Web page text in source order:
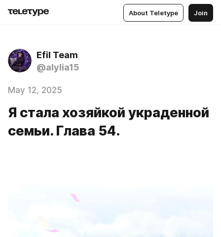
About Teletype Join
Efil Team
@alylia15
May 12, 2025
Я стала хозяйкой украденной
семьи. Глава 54.